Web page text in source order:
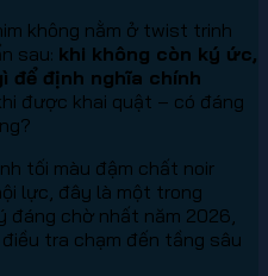
không nằm ở twist trinh
sau: khi không còn ký ức,
để định nghĩa chính
được khai quật – có đáng
tối màu đậm chất noir
lực, đây là một trong
đáng chờ nhất năm 2026,
tra chạm đến tầng sâu